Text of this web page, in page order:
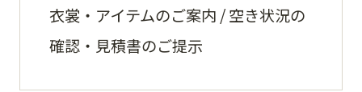
衣裳・アイテムのご案内 / 空き状況の
確認・見積書のご提示